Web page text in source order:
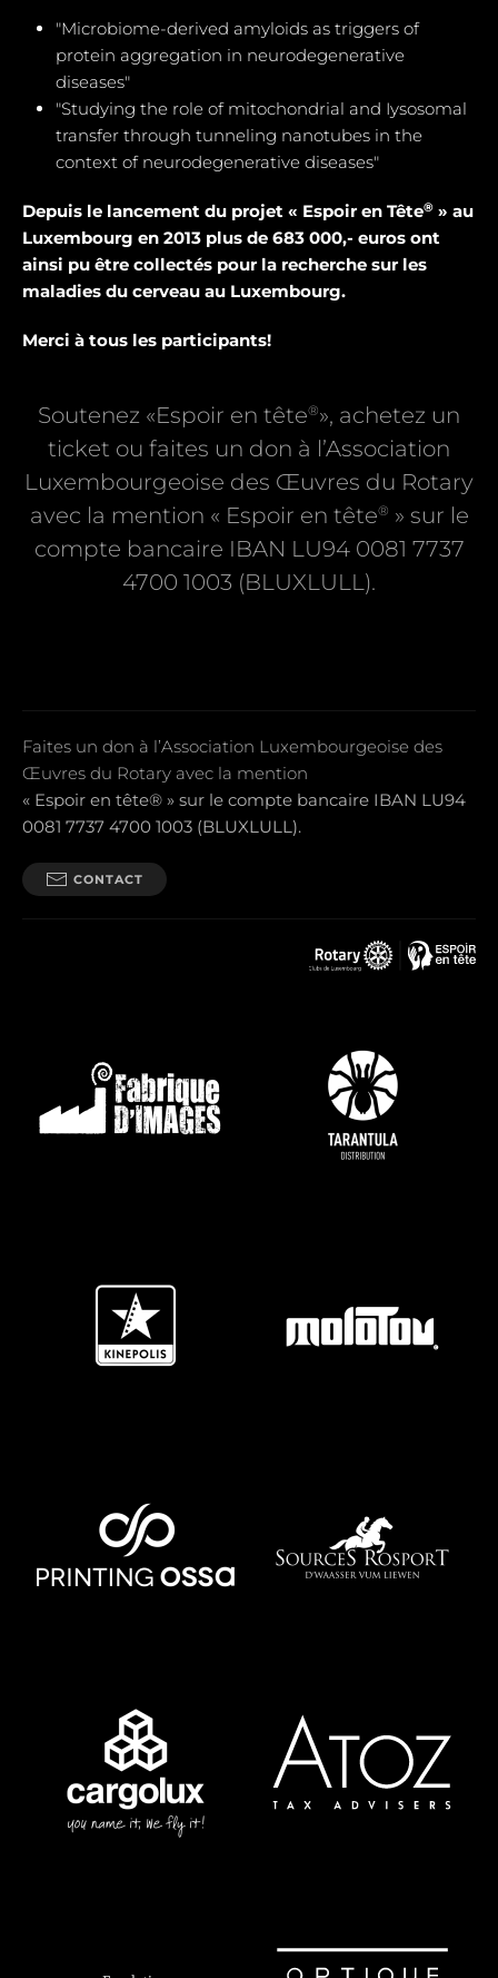
"Microbiome-derived amyloids as triggers of
protein aggregation in neurodegenerative
diseases"
"Studying the role of mitochondrial and Iysosomal
transfer through tunneling nanotubes in the
context of neurodegenerative diseases"
Depuis le lancement du projet « Espoir en Tête® » au
Luxembourg en 2013 plus de 683 000,- euros ont
ainsi pu être collectés pour la recherche sur les
maladies du cerveau au Luxembourg.
Merci à tous les participants!
Soutenez «Espoir en tête®», achetez un
ticket ou faites un don à l’Association
Luxembourgeoise des Œuvres du Rotary
avec la mention « Espoir en tête® » sur le
compte bancaire IBAN LU94 0081 7737
4700 1003 (BLUXLULL).
Faites un don à l’Association Luxembourgeoise des
Œuvres du Rotary avec la mention
« Espoir en tête® » sur le compte bancaire IBAN LU94
0081 7737 4700 1003 (BLUXLULL).
CONTACT